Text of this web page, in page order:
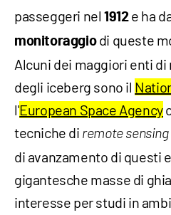
passeggeri nel 1912 e ha
monitoraggiodi queste
Alcuni dei maggiori enti
degli iceberg sono il
l'European Space Agency
tecniche di remote sensing
di avanzamento di questi
gigantesche masse di
interesse per studi in